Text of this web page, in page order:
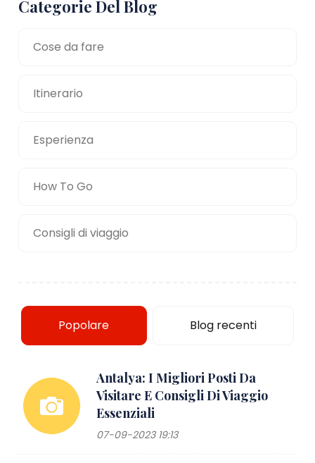
Categorie Del Blog
Cose da fare
Itinerario
Esperienza
How To Go
Consigli di viaggio
Popolare Blog recenti
Antalya: I Migliori Posti Da
Visitare E Consigli Di Viaggio
Essenziali
07-09-2023 19:13